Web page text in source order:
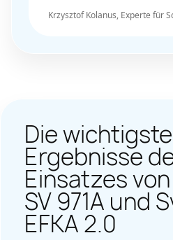
Krzysztof Kolanus, Experte für
Die
Ergebnisse
Einsatzes von
SV 971A und
EFKA 2.0